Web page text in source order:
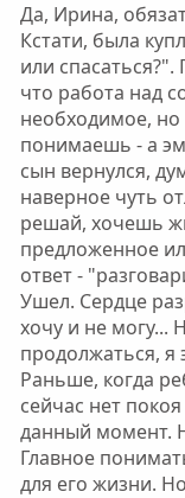
Да, Ирина,
Кстати, была
или
что работа над
необходимое,
понимаешь - а
сын вернулся,
наверное чуть
решай, хочешь
предложенное
ответ -
Ушел. Сердце
хочу и не могу...
продолжаться, я
Раньше, когда
сейчас нет
данный момент.
Главное
для его жизни.